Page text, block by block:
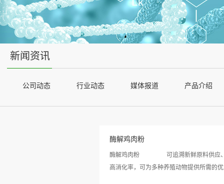
新闻资讯
公司动态 行业动态 媒体报道 产品介绍
酶解鸡肉粉
酶解鸡肉粉 可追溯新鲜原料供应、冷
高消化率，可为多种养殖动物提供所需的